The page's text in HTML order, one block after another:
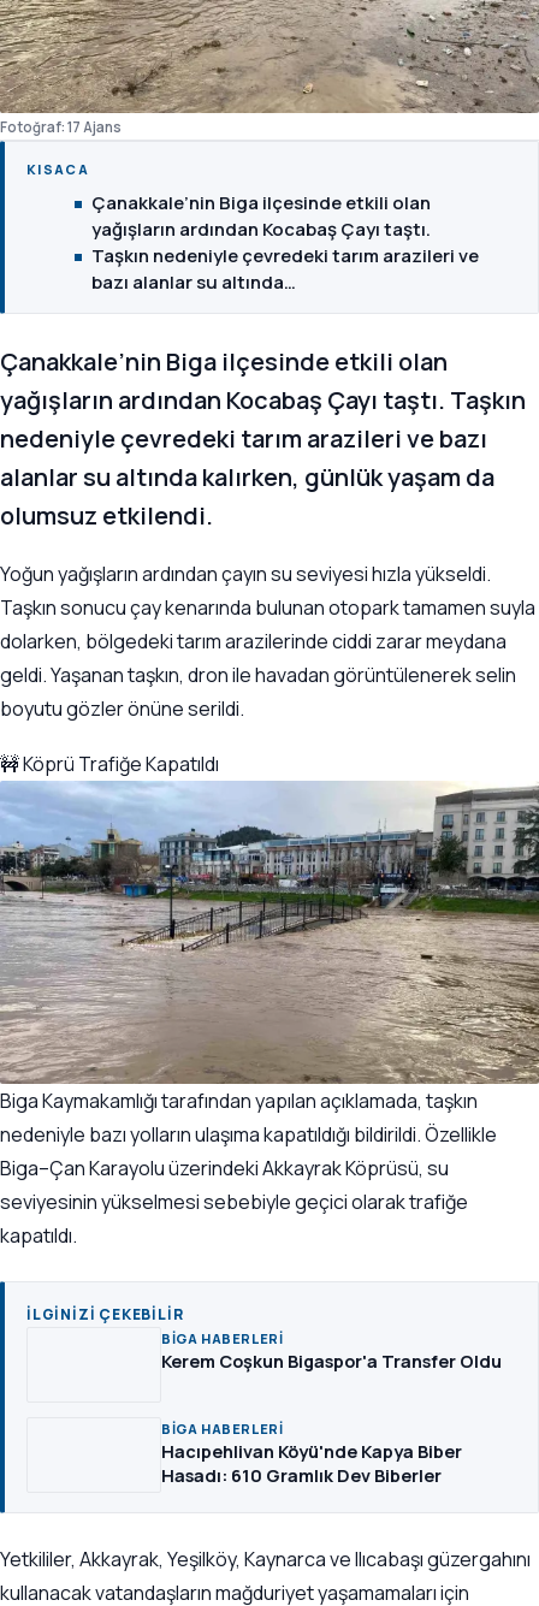
Fotoğraf: 17 Ajans
KISACA
Çanakkale’nin Biga ilçesinde etkili olan
yağışların ardından Kocabaş Çayı taştı.
Taşkın nedeniyle çevredeki tarım arazileri ve
bazı alanlar su altında…
Çanakkale’nin Biga ilçesinde etkili olan
yağışların ardından Kocabaş Çayı taştı. Taşkın
nedeniyle çevredeki tarım arazileri ve bazı
alanlar su altında kalırken, günlük yaşam da
olumsuz etkilendi.
Yoğun yağışların ardından çayın su seviyesi hızla yükseldi.
Taşkın sonucu çay kenarında bulunan otopark tamamen suyla
dolarken, bölgedeki tarım arazilerinde ciddi zarar meydana
geldi. Yaşanan taşkın, dron ile havadan görüntülenerek selin
boyutu gözler önüne serildi.
🚧 Köprü Trafiğe Kapatıldı
Biga Kaymakamlığı tarafından yapılan açıklamada, taşkın
nedeniyle bazı yolların ulaşıma kapatıldığı bildirildi. Özellikle
Biga–Çan Karayolu üzerindeki Akkayrak Köprüsü, su
seviyesinin yükselmesi sebebiyle geçici olarak trafiğe
kapatıldı.
İLGINIZI ÇEKEBILIR
BIGA HABERLERI
Kerem Coşkun Bigaspor'a Transfer Oldu
BIGA HABERLERI
Hacıpehlivan Köyü'nde Kapya Biber
Hasadı: 610 Gramlık Dev Biberler
Yetkililer, Akkayrak, Yeşilköy, Kaynarca ve Ilıcabaşı güzergahını
kullanacak vatandaşların mağduriyet yaşamamaları için